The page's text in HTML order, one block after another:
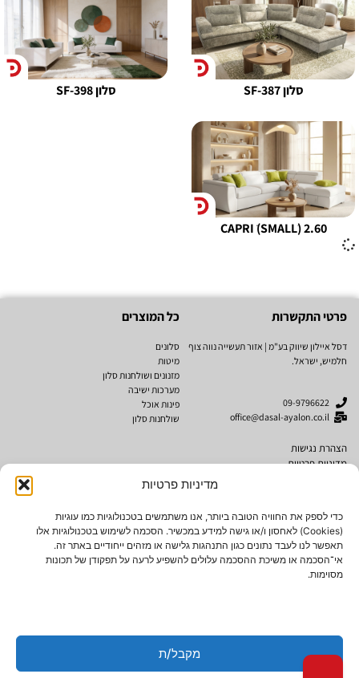
מדיניות פרטיות
כדי לספק את החוויה הטובה ביותר, אנו משתמשים בטכנולוגיות כמו עוגיות
(Cookies) לאחסון ו/או גישה למידע במכשיר. הסכמה לשימוש בטכנולוגיות אלו
תאפשר לנו לעבד נתונים כגון התנהגות גלישה או מזהים ייחודיים באתר זה.
אי־הסכמה או משיכת ההסכמה עלולים להשפיע לרעה על תפקודן של תכונות
מסוימות.
מקבל/ת
סלון SF-387 סלון SF-398
CAPRI ׁׁ(SMALLׂ) 2.60
פרטי התקשרות
דסל איילון שיווק בע"מ | אזור תעשייה נווה צוף
חלמיש, ישראל.
09-9796622
office@dasal-ayalon.co.il
הצהרת נגישות
מדיניות פרטיות
כל המוצרים
סלונים
מיטות
מזנונים ושולחנות סלון
מערכות ישיבה
פינות אוכל
שולחנות סלון
Cubo Rosso
AMERICAN SOFA
2024© כל הזכויות שמורות לרהיטי דסל איילון שיווק בע"מ. אין להעתיק ו/או לשכפל ו/או
לצלם תוכן מאתר זה ללא קבלת אישור בכתב.